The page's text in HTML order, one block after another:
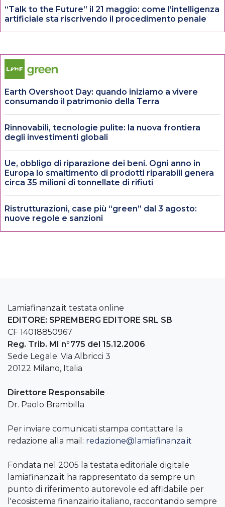
“Talk to the Future” il 21 maggio: come l’intelligenza
artificiale sta riscrivendo il procedimento penale
Earth Overshoot Day: quando iniziamo a vivere
consumando il patrimonio della Terra
Rinnovabili, tecnologie pulite: la nuova frontiera
degli investimenti globali
Ue, obbligo di riparazione dei beni. Ogni anno in
Europa lo smaltimento di prodotti riparabili genera
circa 35 milioni di tonnellate di rifiuti
Ristrutturazioni, case più “green” dal 3 agosto:
nuove regole e sanzioni
Lamiafinanza.it testata online
EDITORE: SPREMBERG EDITORE SRL SB
CF 14018850967
Reg. Trib. MI n°775 del 15.12.2006
Sede Legale: Via Albricci 3
20122 Milano, Italia
Direttore Responsabile
Dr. Paolo Brambilla
Per inviare comunicati stampa contattare la
redazione alla mail: redazione@lamiafinanza.it
Fondata nel 2005 la testata editoriale digitale
lamiafinanza.it ha rappresentato da sempre un
punto di riferimento autorevole ed affidabile per
l'ecosistema finanzairio italiano, raccontando sempre